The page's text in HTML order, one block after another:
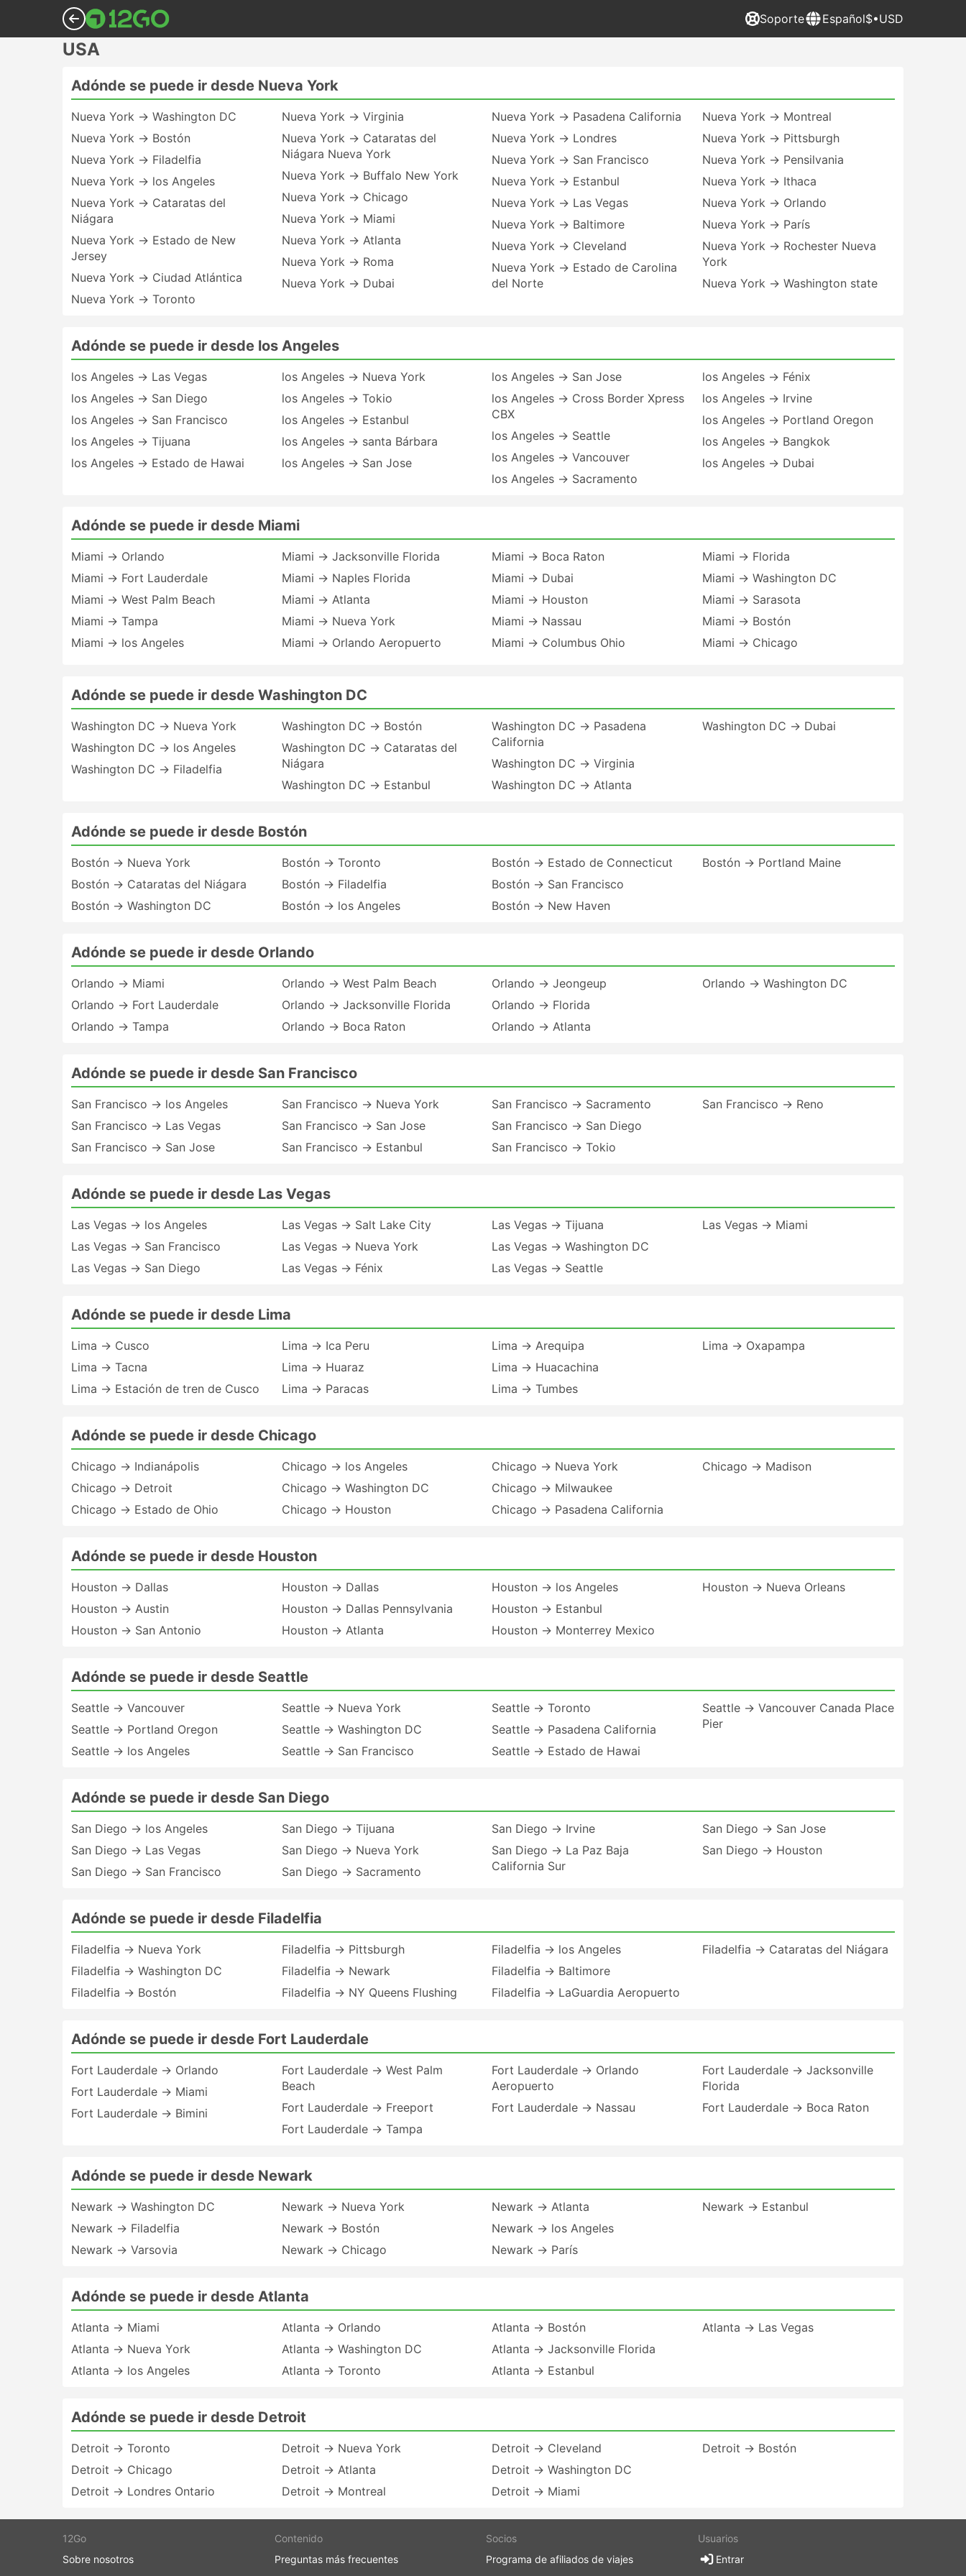
Soporte Español$•USD
USA
Adónde se puede ir desde Nueva York
Nueva York → Washington DC
Nueva York → Bostón
Nueva York → Filadelfia
Nueva York → los Angeles
Nueva York → Cataratas del
Niágara
Nueva York → Estado de New
Jersey
Nueva York → Ciudad Atlántica
Nueva York → Toronto
Nueva York → Virginia
Nueva York → Cataratas del
Niágara Nueva York
Nueva York → Buffalo New York
Nueva York → Chicago
Nueva York → Miami
Nueva York → Atlanta
Nueva York → Roma
Nueva York → Dubai
Nueva York → Pasadena California
Nueva York → Londres
Nueva York → San Francisco
Nueva York → Estanbul
Nueva York → Las Vegas
Nueva York → Baltimore
Nueva York → Cleveland
Nueva York → Estado de Carolina
del Norte
Nueva York → Montreal
Nueva York → Pittsburgh
Nueva York → Pensilvania
Nueva York → Ithaca
Nueva York → Orlando
Nueva York → París
Nueva York → Rochester Nueva
York
Nueva York → Washington state
Adónde se puede ir desde los Angeles
los Angeles → Las Vegas
los Angeles → San Diego
los Angeles → San Francisco
los Angeles → Tijuana
los Angeles → Estado de Hawai
los Angeles → Nueva York
los Angeles → Tokio
los Angeles → Estanbul
los Angeles → santa Bárbara
los Angeles → San Jose
los Angeles → San Jose
los Angeles → Cross Border Xpress
CBX
los Angeles → Seattle
los Angeles → Vancouver
los Angeles → Sacramento
los Angeles → Fénix
los Angeles → Irvine
los Angeles → Portland Oregon
los Angeles → Bangkok
los Angeles → Dubai
Adónde se puede ir desde Miami
Miami → Orlando
Miami → Fort Lauderdale
Miami → West Palm Beach
Miami → Tampa
Miami → los Angeles
Miami → Jacksonville Florida
Miami → Naples Florida
Miami → Atlanta
Miami → Nueva York
Miami → Orlando Aeropuerto
Miami → Boca Raton
Miami → Dubai
Miami → Houston
Miami → Nassau
Miami → Columbus Ohio
Miami → Florida
Miami → Washington DC
Miami → Sarasota
Miami → Bostón
Miami → Chicago
Adónde se puede ir desde Washington DC
Washington DC → Nueva York
Washington DC → los Angeles
Washington DC → Filadelfia
Washington DC → Bostón
Washington DC → Cataratas del
Niágara
Washington DC → Estanbul
Washington DC → Pasadena
California
Washington DC → Virginia
Washington DC → Atlanta
Washington DC → Dubai
Adónde se puede ir desde Bostón
Bostón → Nueva York
Bostón → Cataratas del Niágara
Bostón → Washington DC
Bostón → Toronto
Bostón → Filadelfia
Bostón → los Angeles
Bostón → Estado de Connecticut
Bostón → San Francisco
Bostón → New Haven
Bostón → Portland Maine
Adónde se puede ir desde Orlando
Orlando → Miami
Orlando → Fort Lauderdale
Orlando → Tampa
Orlando → West Palm Beach
Orlando → Jacksonville Florida
Orlando → Boca Raton
Orlando → Jeongeup
Orlando → Florida
Orlando → Atlanta
Orlando → Washington DC
Adónde se puede ir desde San Francisco
San Francisco → los Angeles
San Francisco → Las Vegas
San Francisco → San Jose
San Francisco → Nueva York
San Francisco → San Jose
San Francisco → Estanbul
San Francisco → Sacramento
San Francisco → San Diego
San Francisco → Tokio
San Francisco → Reno
Adónde se puede ir desde Las Vegas
Las Vegas → los Angeles
Las Vegas → San Francisco
Las Vegas → San Diego
Las Vegas → Salt Lake City
Las Vegas → Nueva York
Las Vegas → Fénix
Las Vegas → Tijuana
Las Vegas → Washington DC
Las Vegas → Seattle
Las Vegas → Miami
Adónde se puede ir desde Lima
Lima → Cusco
Lima → Tacna
Lima → Estación de tren de Cusco
Lima → Ica Peru
Lima → Huaraz
Lima → Paracas
Lima → Arequipa
Lima → Huacachina
Lima → Tumbes
Lima → Oxapampa
Adónde se puede ir desde Chicago
Chicago → Indianápolis
Chicago → Detroit
Chicago → Estado de Ohio
Chicago → los Angeles
Chicago → Washington DC
Chicago → Houston
Chicago → Nueva York
Chicago → Milwaukee
Chicago → Pasadena California
Chicago → Madison
Adónde se puede ir desde Houston
Houston → Dallas
Houston → Austin
Houston → San Antonio
Houston → Dallas
Houston → Dallas Pennsylvania
Houston → Atlanta
Houston → los Angeles
Houston → Estanbul
Houston → Monterrey Mexico
Houston → Nueva Orleans
Adónde se puede ir desde Seattle
Seattle → Vancouver
Seattle → Portland Oregon
Seattle → los Angeles
Seattle → Nueva York
Seattle → Washington DC
Seattle → San Francisco
Seattle → Toronto
Seattle → Pasadena California
Seattle → Estado de Hawai
Seattle → Vancouver Canada Place
Pier
Adónde se puede ir desde San Diego
San Diego → los Angeles
San Diego → Las Vegas
San Diego → San Francisco
San Diego → Tijuana
San Diego → Nueva York
San Diego → Sacramento
San Diego → Irvine
San Diego → La Paz Baja
California Sur
San Diego → San Jose
San Diego → Houston
Adónde se puede ir desde Filadelfia
Filadelfia → Nueva York
Filadelfia → Washington DC
Filadelfia → Bostón
Filadelfia → Pittsburgh
Filadelfia → Newark
Filadelfia → NY Queens Flushing
Filadelfia → los Angeles
Filadelfia → Baltimore
Filadelfia → LaGuardia Aeropuerto
Filadelfia → Cataratas del Niágara
Adónde se puede ir desde Fort Lauderdale
Fort Lauderdale → Orlando
Fort Lauderdale → Miami
Fort Lauderdale → Bimini
Fort Lauderdale → West Palm
Beach
Fort Lauderdale → Freeport
Fort Lauderdale → Tampa
Fort Lauderdale → Orlando
Aeropuerto
Fort Lauderdale → Nassau
Fort Lauderdale → Jacksonville
Florida
Fort Lauderdale → Boca Raton
Adónde se puede ir desde Newark
Newark → Washington DC
Newark → Filadelfia
Newark → Varsovia
Newark → Nueva York
Newark → Bostón
Newark → Chicago
Newark → Atlanta
Newark → los Angeles
Newark → París
Newark → Estanbul
Adónde se puede ir desde Atlanta
Atlanta → Miami
Atlanta → Nueva York
Atlanta → los Angeles
Atlanta → Orlando
Atlanta → Washington DC
Atlanta → Toronto
Atlanta → Bostón
Atlanta → Jacksonville Florida
Atlanta → Estanbul
Atlanta → Las Vegas
Adónde se puede ir desde Detroit
Detroit → Toronto
Detroit → Chicago
Detroit → Londres Ontario
Detroit → Nueva York
Detroit → Atlanta
Detroit → Montreal
Detroit → Cleveland
Detroit → Washington DC
Detroit → Miami
Detroit → Bostón
12Go
Sobre nosotros
Contenido
Preguntas más frecuentes
Socios
Programa de afiliados de viajes
Usuarios
Entrar